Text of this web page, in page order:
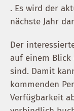
. Es wird der
nächste Jahr
Der
auf einem Blick
sind. Damit
kommenden
Verfügbarkeit